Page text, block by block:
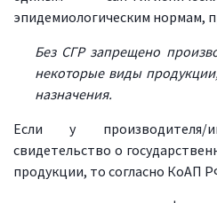
эпидемиологическим нормам,
Без СГР запрещено
некоторые виды
назначения.
Если у производителя/
свидетельство о
продукции, то согласно КоАП